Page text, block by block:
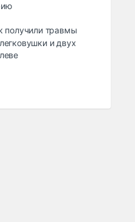
получили травмы
и двух